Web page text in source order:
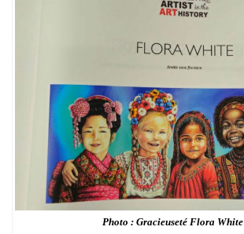
Photo : Gracieuseté Flora White